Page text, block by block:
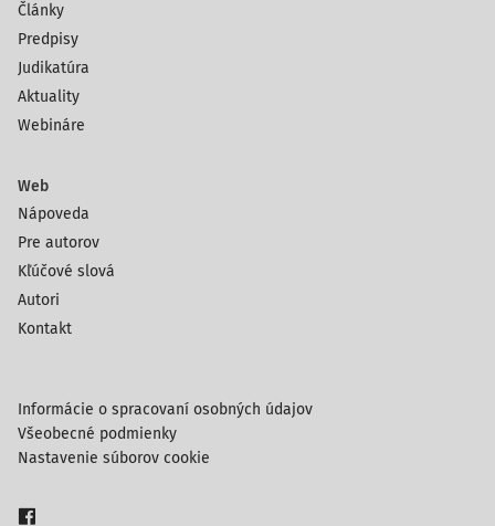
Články
Predpisy
Judikatúra
Aktuality
Webináre
Web
Nápoveda
Pre autorov
Kľúčové slová
Autori
Kontakt
Informácie o spracovaní osobných údajov
Všeobecné podmienky
Nastavenie súborov cookie